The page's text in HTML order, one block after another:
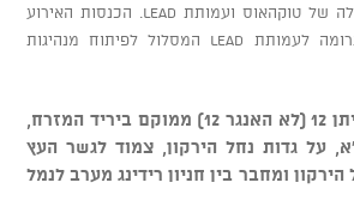
האירוע הוא שיתוף פעולה של טוקהאוס ועמותת LEAD. הכנסות האירוע
(בניכוי הוצאות) הם תרומה לעמותת LEAD המסלול לפיתוח מנהיגות
מיקום - טוקהאוס ביתן 12 (לא האנגר 12) ממוקם ביריד המזרח,
על גדות נחל הירקון, צמוד לגשר העץ
ומחבר בין חניון רידינג מערב לנמל